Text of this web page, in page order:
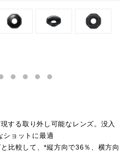
する取り外し可能なレンズ。没入
ショットに最適
比較して、*縦方向で36％、横方向